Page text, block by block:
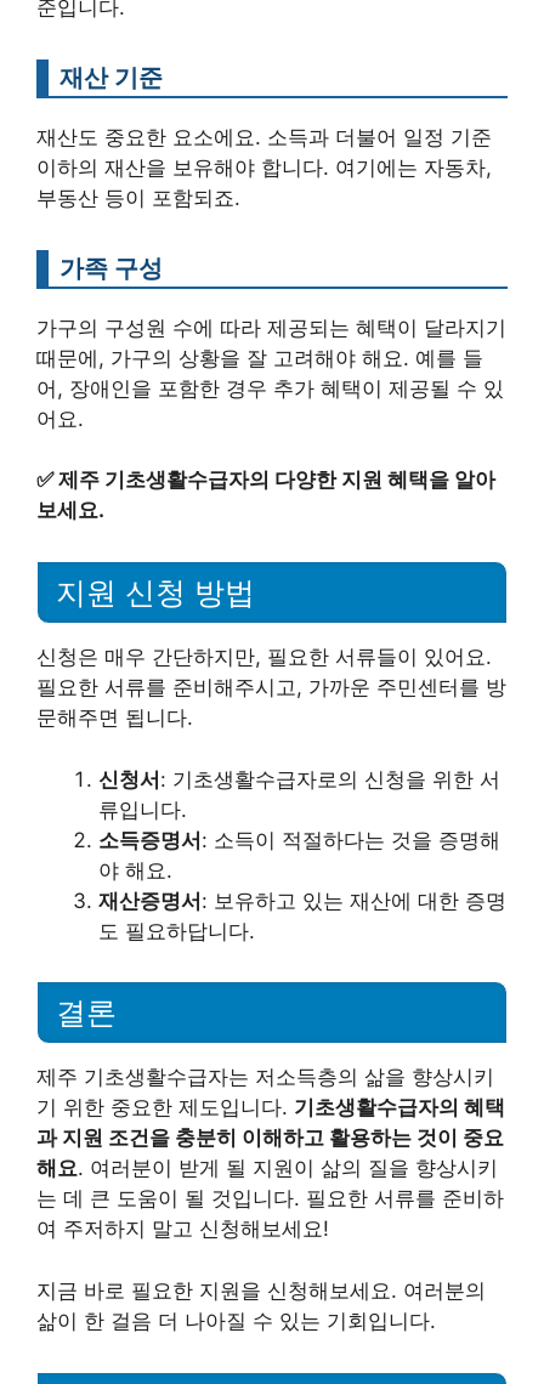
준입니다.
재산 기준
재산도 중요한 요소에요. 소득과 더불어 일정 기준
이하의 재산을 보유해야 합니다. 여기에는 자동차,
부동산 등이 포함되죠.
가족 구성
가구의 구성원 수에 따라 제공되는 혜택이 달라지기
때문에, 가구의 상황을 잘 고려해야 해요. 예를 들
어, 장애인을 포함한 경우 추가 혜택이 제공될 수 있
어요.
✅제주 기초생활수급자의 다양한 지원 혜택을 알아
보세요.
지원 신청 방법
신청은 매우 간단하지만, 필요한 서류들이 있어요.
필요한 서류를 준비해주시고, 가까운 주민센터를 방
문해주면 됩니다.
신청서: 기초생활수급자로의 신청을 위한 서
류입니다.
소득증명서: 소득이 적절하다는 것을 증명해
야 해요.
재산증명서: 보유하고 있는 재산에 대한 증명
도 필요하답니다.
결론
제주 기초생활수급자는 저소득층의 삶을 향상시키
기 위한 중요한 제도입니다. 기초생활수급자의 혜택
과 지원 조건을 충분히 이해하고 활용하는 것이 중요
해요. 여러분이 받게 될 지원이 삶의 질을 향상시키
는 데 큰 도움이 될 것입니다. 필요한 서류를 준비하
여 주저하지 말고 신청해보세요!
지금 바로 필요한 지원을 신청해보세요. 여러분의
삶이 한 걸음 더 나아질 수 있는 기회입니다.